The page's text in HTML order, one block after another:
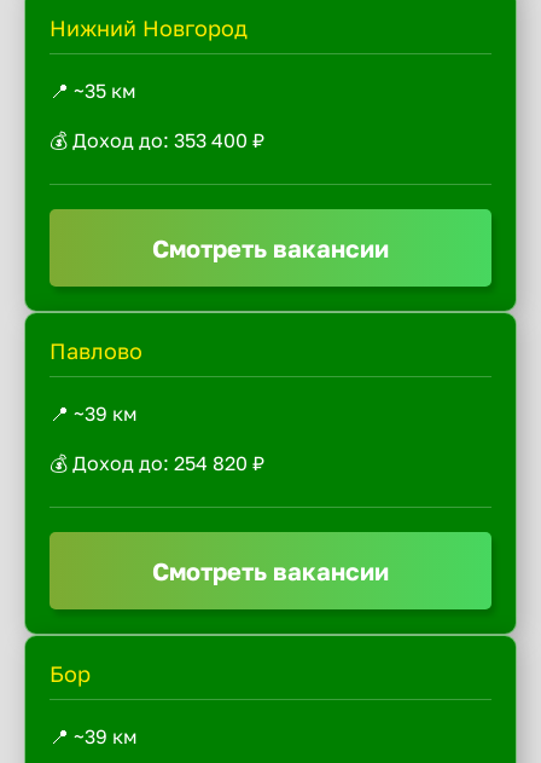
Нижний Новгород
📍 ~35 км
💰 Доход до: 353 400 ₽
Смотреть вакансии
Павлово
📍 ~39 км
💰 Доход до: 254 820 ₽
Смотреть вакансии
Бор
📍 ~39 км